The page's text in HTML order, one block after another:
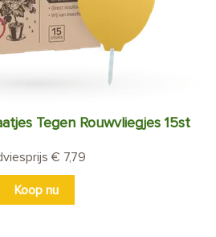
Tegen Rouwvliegjes 15st
€ 7,79
Koop nu